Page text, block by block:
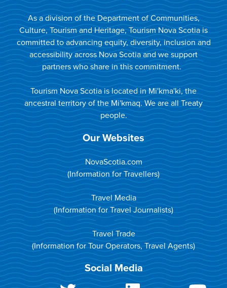
As a division of the Department of Communities,
Culture, Tourism and Heritage, Tourism Nova Scotia is
committed to advancing equity, diversity, inclusion and
accessibility across Nova Scotia and we support
partners who share in this commitment.
Tourism Nova Scotia is located in Mi'kma'ki, the
ancestral territory of the Mi'kmaq. We are all Treaty
people.
Our Websites
NovaScotia.com
(Information for Travellers)
Travel Media
(Information for Travel Journalists)
Travel Trade
(Information for Tour Operators, Travel Agents)
Social Media